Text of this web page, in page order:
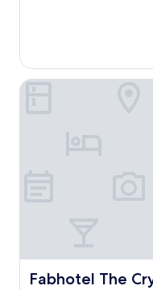
Fabhotel The
Fabhotel The Crystal
Fabhotel The Crystal